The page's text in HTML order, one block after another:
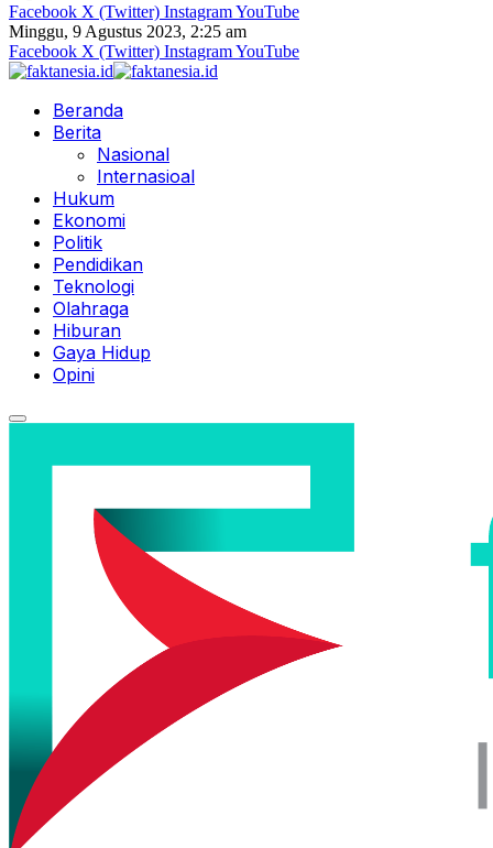
Facebook X (Twitter) InstagramYouTube
Minggu, 9 Agustus 2023, 2:25 am
Facebook X (Twitter) InstagramYouTube
Beranda
Berita
Nasional
Internasioal
Hukum
Ekonomi
Politik
Pendidikan
Teknologi
Olahraga
Hiburan
Gaya Hidup
Opini